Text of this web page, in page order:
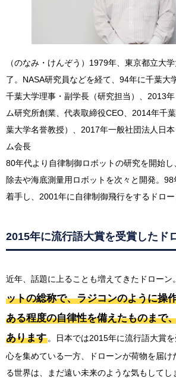
（のなみ・けんぞう）1979年、東京都立大
了。NASA研究員などを経て、94年に千葉大
千葉大学理事・副学長（研究担当）、2013
ム研究所創業、代表取締役CEO、2014年千
葉大学名誉教授）、2017年一般社団法人日
ム会長
80年代より自律制御ロボットの研究を開始
除去や海底測量用ロボットを次々と開発。
着手し、2001年に自律制御飛行をするドロー
2015年に流行語大賞を受賞したド
近年、話題に上ることも増えてきたドローン。
ットの総称で、ラジコンのように操
ある程度の自律性を備えたものまで
あります 。日本では2015年に流行語大賞
心を集めている一方、ドローンが荷物を届け
る世界は、まだ遠い未来のような気もしてし